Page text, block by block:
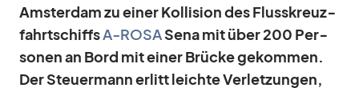
Ams­ter­dam zu ei­ner Kol­li­sion des Fluss­kreuz­
fahrt­schiffsA‑ROSASena mit über 200 Per­
so­nen an Bord mit ei­ner Brü­cke ge­kom­men.
Der Steu­er­mann er­litt leichte Ver­let­zun­gen,